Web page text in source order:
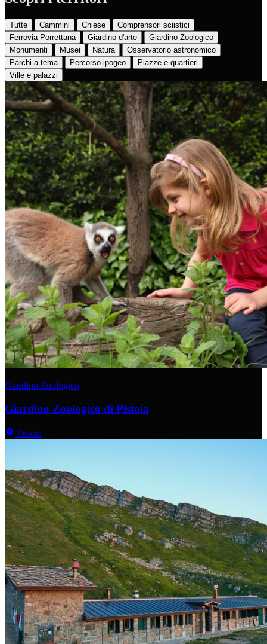
Tutte Cammini Chiese
Comprensori sciistici
Ferrovia Porrettana
Giardino d'arte
Giardino Zoologico
Monumenti
Musei Natura
Osservatorio astronomico
Parchi a tema
Percorso ipogeo
Piazze e quartieri
Ville e palazzi
Giardino Zoologico
Giardino Zoologico di Pistoia
Pistoia